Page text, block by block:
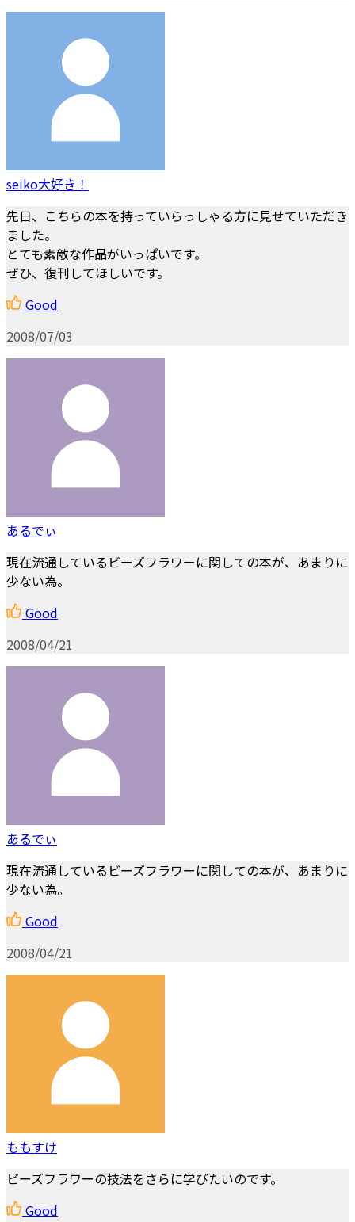
seiko大好き！
先日、こちらの本を持っていらっしゃる方に見せていただき
ました。
とても素敵な作品がいっぱいです。
ぜひ、復刊してほしいです。
Good
2008/07/03
あるでぃ
現在流通しているビーズフラワーに関しての本が、あまりに
少ない為。
Good
2008/04/21
あるでぃ
現在流通しているビーズフラワーに関しての本が、あまりに
少ない為。
Good
2008/04/21
ももすけ
ビーズフラワーの技法をさらに学びたいのです。
Good